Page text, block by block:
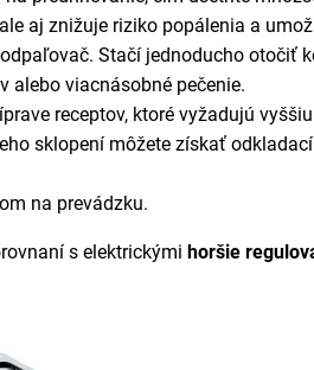
aj znižuje riziko popálenia a
Stačí jednoducho otočiť
alebo viacnásobné pečenie.
receptov, ktoré vyžadujú
sklopení môžete získať
na prevádzku.
s elektrickými horšie